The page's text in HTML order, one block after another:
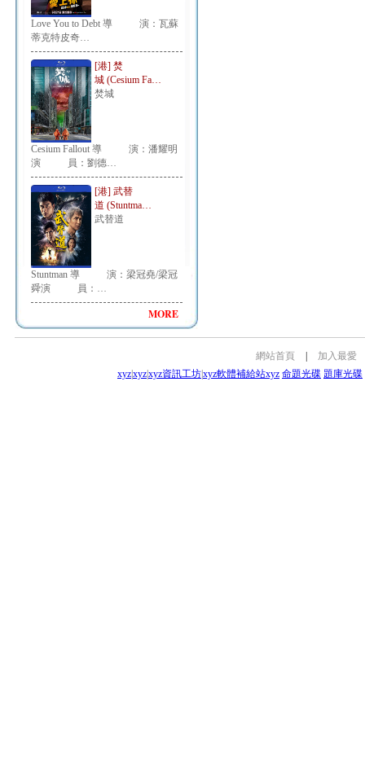
Love You to Debt 導 演：瓦蘇
蒂克特皮奇…
[港] 焚
城 (Cesium Fa…
焚城
Cesium Fallout 導 演：潘耀明
演 員：劉德…
[港] 武替
道 (Stuntma…
武替道
Stuntman 導 演：梁冠堯/梁冠
舜演 員：…
MORE
網站首頁
加入最愛
xyzxyzxyz資訊工坊xyz軟體補給站xyz 命題光碟 題庫光碟